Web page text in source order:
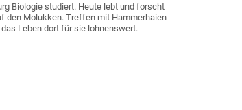
Biologie studiert. Heute lebt und forscht
den Molukken. Treffen mit Hammerhaien
Leben dort für sie lohnenswert.